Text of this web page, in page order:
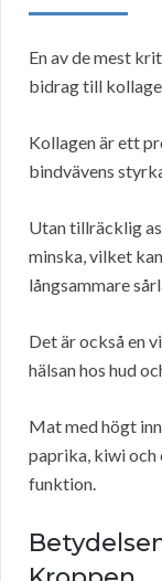
En av de mest
bidrag till
Kollagen är ett
bindvävens
Utan tillräcklig
minska, vilket
långsammare
Det är också en
hälsan hos hud
Mat med högt
paprika, kiwi
funktion.